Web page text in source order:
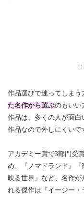
出
作品選びで迷ってしまう
た名作から選ぶのもいい
作品は、多くの人が面
作品なので外しにくいで
アカデミー賞で3部門受
め、『ノマドランド』『
映る世界』など、名作
れる傑作は『イージー・